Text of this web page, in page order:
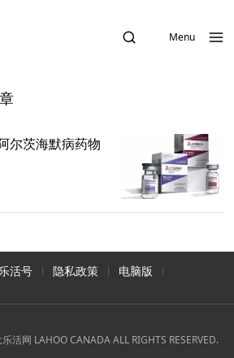
Menu
尔茨海默病药物
乐活号 隐私政策 电脑版
活网 LAHOO CANADA ALL RIGHTS RESERVED.